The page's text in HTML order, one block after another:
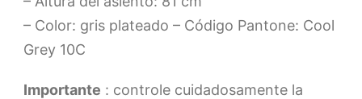
– Color: gris plateado – Código Pantone: Cool
Grey 10C
Importante : controle cuidadosamente la